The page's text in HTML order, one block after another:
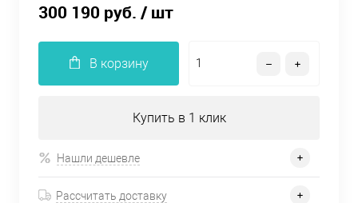
300 190 руб. / шт
В корзину
Купить в 1 клик
Нашли дешевле
Рассчитать доставку